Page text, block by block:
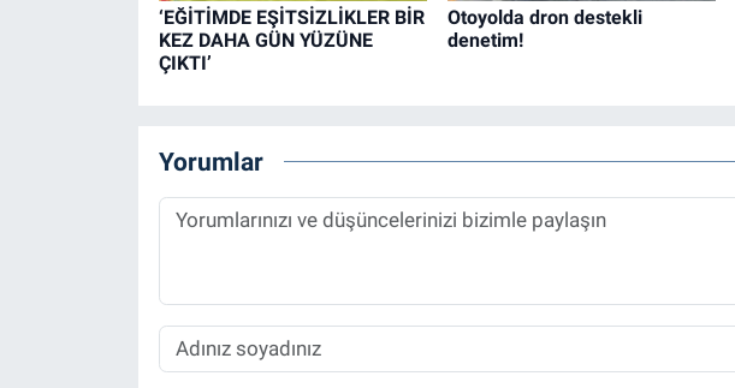
‘EĞİTİMDE EŞİTSİZLİKLER BİR
KEZ DAHA GÜN YÜZÜNE
ÇIKTI’
Otoyolda dron destekli
denetim!
Yorumlar